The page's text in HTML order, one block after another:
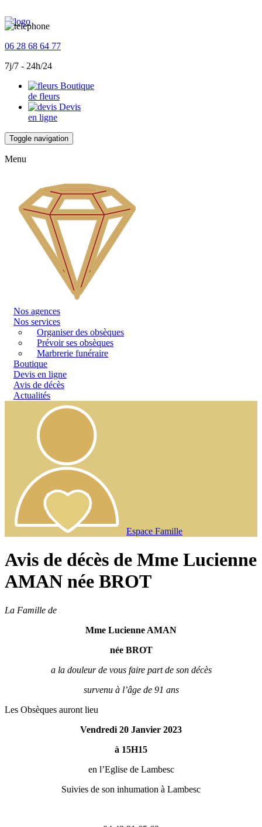
06 28 68 64 77
7j/7 - 24h/24
Boutique
de fleurs
Devis
en ligne
Toggle navigation
Menu
Nos agences
Nos services
Organiser des obsèques
Prévoir ses obsèques
Marbrerie funéraire
Boutique
Devis en ligne
Avis de décès
Actualités
Espace Famille
Avis de décès de Mme Lucienne
AMAN née BROT
La Famille de
Mme Lucienne AMAN
née BROT
a la douleur de vous faire part de son décès
survenu à l’âge de 91 ans
Les Obsèques auront lieu
Vendredi 20 Janvier 2023
à 15H15
en l’Eglise de Lambesc
Suivies de son inhumation à Lambesc